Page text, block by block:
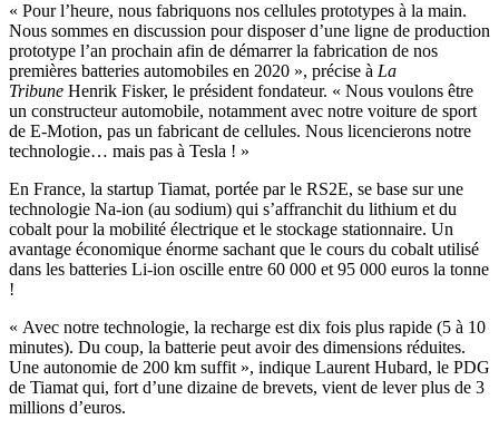
« Pour l’heure, nous fabriquons nos cellules prototypes à la main.
Nous sommes en discussion pour disposer d’une ligne de production
prototype l’an prochain afin de démarrer la fabrication de nos
premières batteries automobiles en 2020 », précise à La
Tribune Henrik Fisker, le président fondateur. « Nous voulons être
un constructeur automobile, notamment avec notre voiture de sport
de E-Motion, pas un fabricant de cellules. Nous licencierons notre
technologie… mais pas à Tesla ! »
En France, la startup Tiamat, portée par le RS2E, se base sur une
technologie Na-ion (au sodium) qui s’affranchit du lithium et du
cobalt pour la mobilité électrique et le stockage stationnaire. Un
avantage économique énorme sachant que le cours du cobalt utilisé
dans les batteries Li-ion oscille entre 60 000 et 95 000 euros la tonne
!
« Avec notre technologie, la recharge est dix fois plus rapide (5 à 10
minutes). Du coup, la batterie peut avoir des dimensions réduites.
Une autonomie de 200 km suffit », indique Laurent Hubard, le PDG
de Tiamat qui, fort d’une dizaine de brevets, vient de lever plus de 3
millions d’euros.